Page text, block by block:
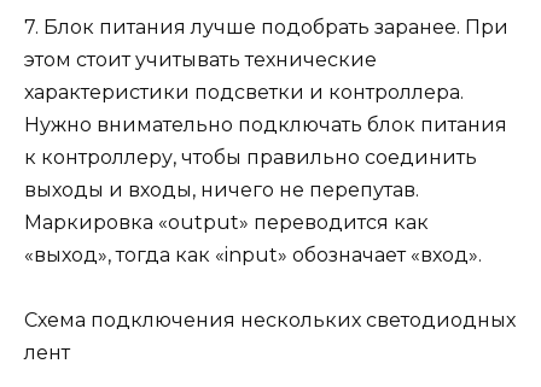
7. Блок питания лучше подобрать заранее. При
этом стоит учитывать технические
характеристики подсветки и контроллера.
Нужно внимательно подключать блок питания
к контроллеру, чтобы правильно соединить
выходы и входы, ничего не перепутав.
Маркировка «output» переводится как
«выход», тогда как «input» обозначает «вход».
Схема подключения нескольких светодиодных
лент